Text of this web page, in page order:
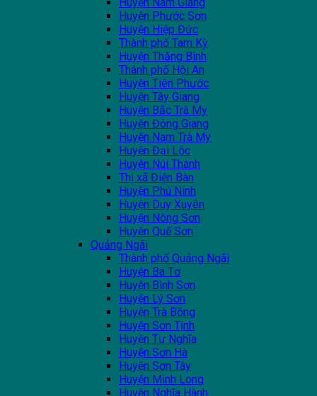
Huyện Phước Sơn
Huyện Hiệp Đức
Thành phố Tam Kỳ
Huyện Thăng Bình
Thành phố Hội An
Huyện Tiên Phước
Huyện Tây Giang
Huyện Bắc Trà My
Huyện Đông Giang
Huyện Nam Trà My
Huyện Đại Lộc
Huyện Núi Thành
Thị xã Điện Bàn
Huyện Phú Ninh
Huyện Duy Xuyên
Huyện Nông Sơn
Huyện Quế Sơn
Quảng Ngãi
Thành phố Quảng Ngãi
Huyện Ba Tơ
Huyện Bình Sơn
Huyện Lý Sơn
Huyện Trà Bồng
Huyện Sơn Tịnh
Huyện Tư Nghĩa
Huyện Sơn Hà
Huyện Sơn Tây
Huyện Minh Long
Huyện Nghĩa Hành